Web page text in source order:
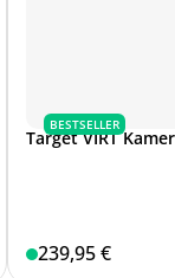
BESTSELLER
Target VIRT
239,95 €